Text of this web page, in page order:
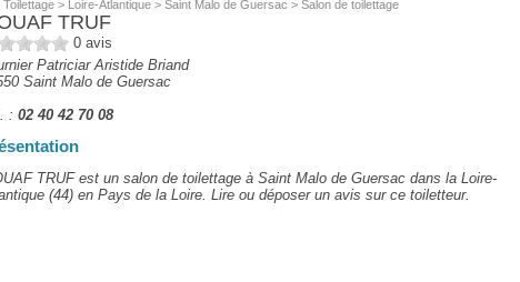
Toilettage> Loire-Atlantique> Saint Malo de Guersac > Salon de toilettage
TRUF
0avis
Patriciar Aristide Briand
Saint Malo de Guersac
: 02 40 42 70 08
TRUF est un salon de toilettage à Saint Malo de Guersac dans la Loire-
(44) en Pays de la Loire. Lire ou déposer un avis sur ce toiletteur.